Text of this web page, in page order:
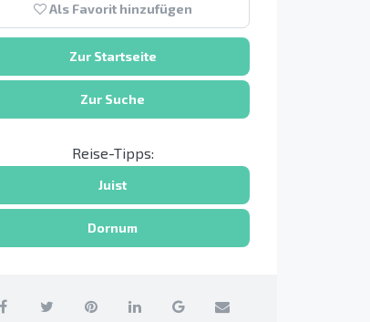
Als Favorit hinzufügen
Zur Startseite
Zur Suche
Reise-Tipps:
Juist
Dornum